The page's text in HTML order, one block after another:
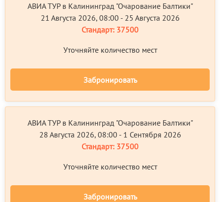
АВИА ТУР в Калининград "Очарование Балтики"
21 Августа 2026, 08:00 - 25 Августа 2026
Стандарт: 37500
Уточняйте количество мест
Забронировать
АВИА ТУР в Калининград "Очарование Балтики"
28 Августа 2026, 08:00 - 1 Сентября 2026
Стандарт: 37500
Уточняйте количество мест
Забронировать